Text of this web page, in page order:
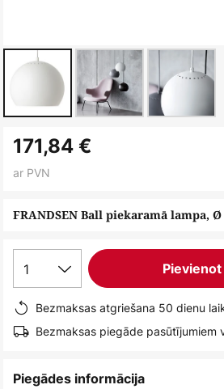
uz
galerijas
FRANDSEN Ball piekaramā lampa,
171,84 €
ar PVN
1
Bezmaksas atgriešana 50 dienu
Bezmaksas piegāde pasūtījumiem
Piegādes informācija